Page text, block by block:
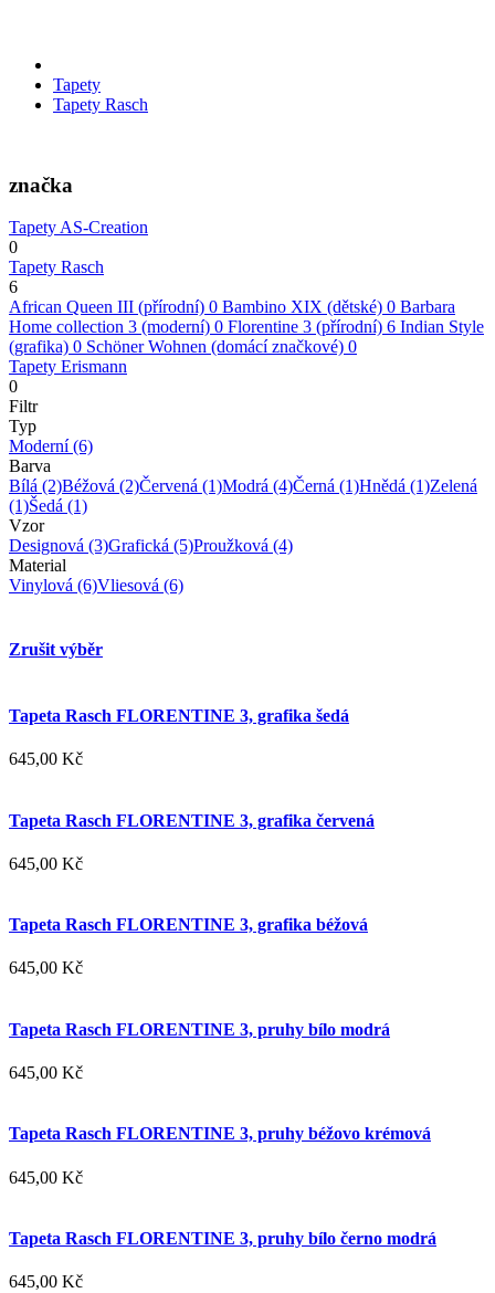
Tapety
Tapety Rasch
značka
Tapety AS-Creation
0
Tapety Rasch
6
African Queen III (přírodní) 0 Bambino XIX (dětské) 0 Barbara
Home collection 3 (moderní) 0 Florentine 3 (přírodní) 6 Indian Style
(grafika) 0 Schöner Wohnen (domácí značkové) 0
Tapety Erismann
0
Filtr
Typ
Moderní(6)
Barva
Bílá (2)Béžová (2)Červená (1)Modrá (4)Černá (1)Hnědá (1)Zelená
(1)Šedá (1)
Vzor
Designová (3)Grafická (5)Proužková (4)
Material
Vinylová (6)Vliesová (6)
Zrušit výběr
Tapeta Rasch FLORENTINE 3, grafika šedá
645,00 Kč
Tapeta Rasch FLORENTINE 3, grafika červená
645,00 Kč
Tapeta Rasch FLORENTINE 3, grafika béžová
645,00 Kč
Tapeta Rasch FLORENTINE 3, pruhy bílo modrá
645,00 Kč
Tapeta Rasch FLORENTINE 3, pruhy béžovo krémová
645,00 Kč
Tapeta Rasch FLORENTINE 3, pruhy bílo černo modrá
645,00 Kč